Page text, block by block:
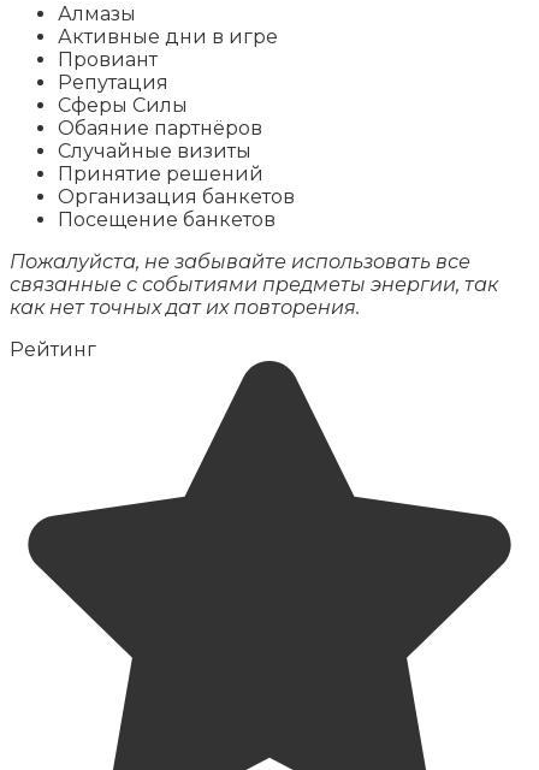
Алмазы
Активные дни в игре
Провиант
Репутация
Сферы Силы
Обаяние партнёров
Случайные визиты
Принятие решений
Организация банкетов
Посещение банкетов
Пожалуйста, не забывайте использовать все
связанные с событиями предметы энергии, так
как нет точных дат их повторения.
Рейтинг